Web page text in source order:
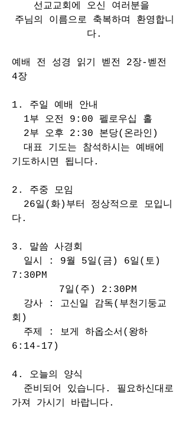
선교교회에 오신 여러분을
주님의 이름으로 축복하며 환영합니
다.
예배 전 성경 읽기 벧전 2장-벧전
4장
1. 주일 예배 안내
1부 오전 9:00 펠로우십 홀
2부 오후 2:30 본당(온라인)
대표 기도는 참석하시는 예배에
기도하시면 됩니다.
2. 주중 모임
26일(화)부터 정상적으로 모입니
다.
3. 말씀 사경회
일시 : 9월 5일(금) 6일(토)
7:30PM
7일(주) 2:30PM
강사 : 고신일 감독(부천기둥교
회)
주제 : 보게 하옵소서(왕하
6:14-17)
4. 오늘의 양식
준비되어 있습니다. 필요하신대로
가져 가시기 바랍니다.